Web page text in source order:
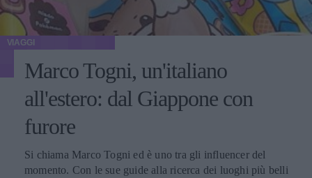
VIAGGI
Marco Togni, un'italiano
all'estero: dal Giappone con
furore
Si chiama Marco Togni ed è uno tra gli influencer del
momento. Con le sue guide alla ricerca dei luoghi più belli